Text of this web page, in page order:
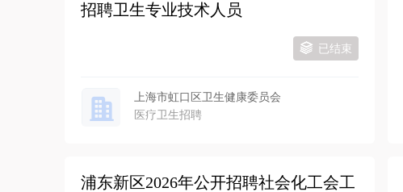
招聘卫生专业技术人员
已结束
上海市虹口区卫生健康委员会
医疗卫生招聘
浦东新区2026年公开招聘社会化工会工